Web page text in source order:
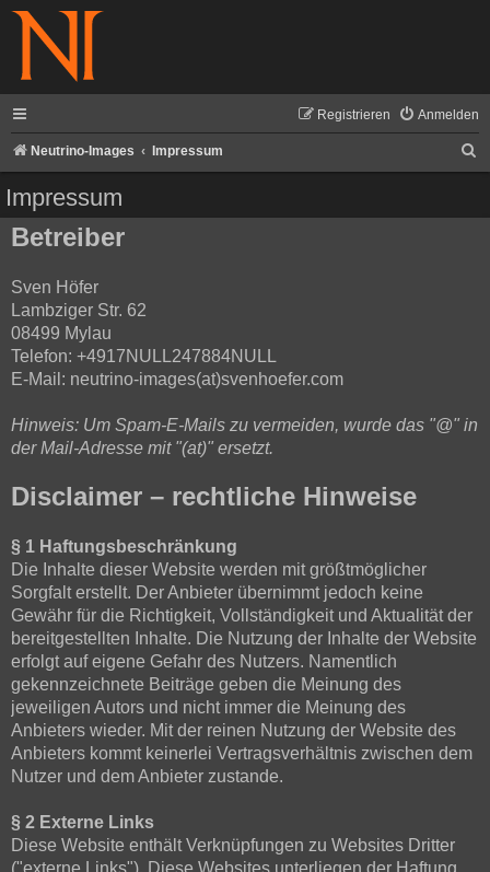
Anmelden
Registrieren
Neutrino-Images Impressum
Impressum
Betreiber
Sven Höfer
Lambziger Str. 62
08499 Mylau
Telefon: +4917NULL247884NULL
E-Mail: neutrino-images(at)svenhoefer.com
Hinweis: Um Spam-E-Mails zu vermeiden, wurde das "@" in
der Mail-Adresse mit "(at)" ersetzt.
Disclaimer – rechtliche Hinweise
§ 1 Haftungsbeschränkung
Die Inhalte dieser Website werden mit größtmöglicher
Sorgfalt erstellt. Der Anbieter übernimmt jedoch keine
Gewähr für die Richtigkeit, Vollständigkeit und Aktualität der
bereitgestellten Inhalte. Die Nutzung der Inhalte der Website
erfolgt auf eigene Gefahr des Nutzers. Namentlich
gekennzeichnete Beiträge geben die Meinung des
jeweiligen Autors und nicht immer die Meinung des
Anbieters wieder. Mit der reinen Nutzung der Website des
Anbieters kommt keinerlei Vertragsverhältnis zwischen dem
Nutzer und dem Anbieter zustande.
§ 2 Externe Links
Diese Website enthält Verknüpfungen zu Websites Dritter
("externe Links"). Diese Websites unterliegen der Haftung